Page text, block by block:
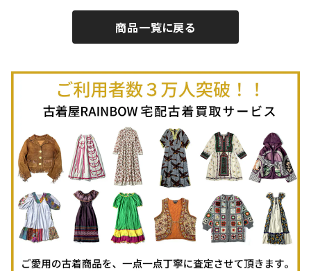
古着ポロシャツ
古着長袖ポロシャツ
古着スウェット
古着パーカー
古着タンクトップ
古着羽織り
古着ミニ丈スカート (丈56-75cm)
Autumn / Winter
商品一覧に戻る